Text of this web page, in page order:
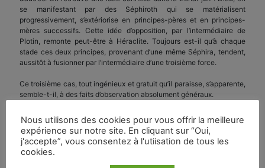
se manifestant par des Séphiroth qui se matérialisent
progressivement, s’extériorise en principes-pères et en principes-
mères successifs. Cette idée d’opposition, par l’intermédiaire de
Plotin, remonte peut-être à Héraclite. Toujours est-il qu’à chaque
stade ces deux principes, provenant d’une même Séphira, tendent,
aussitôt à fusionner par l’intermédiaire d’une troisième force.
Ce troisième cas, tout ingénieux et gratuit qu’il paraisse, s’apparente,
semble-t-il, à des faits d’observation absolument généraux.
Biologiquement, le phénomène a été reconnu chez l’infusoire. Pour
autant que le milieu ne l’intoxique pas, la cellule se divise en deux,
puis en quatre, puis en huit. Si le milieu ne convient plus, deux
parcelles du même individu vont fusionner pour régénérer leur race
(première manifestation de la sexualité ?) (M. et Mme Chatten).
Nous utilisons des cookies pour vous offrir la meilleure
expérience sur notre site. En cliquant sur “Oui,
j'accepte”, vous consentez à l'utiisation de tous les
cookies.